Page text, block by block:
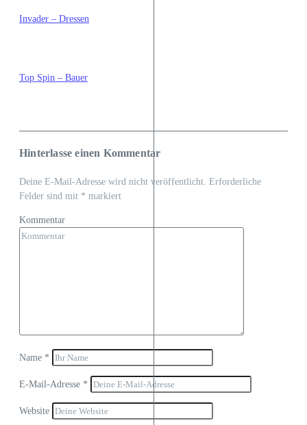
Invader – Dressen
Top Spin – Bauer
Hinterlasse einen Kommentar
Deine E-Mail-Adresse wird nicht veröffentlicht. Erforderliche
Felder sind mit * markiert
Kommentar
Name *
E-Mail-Adresse *
Website